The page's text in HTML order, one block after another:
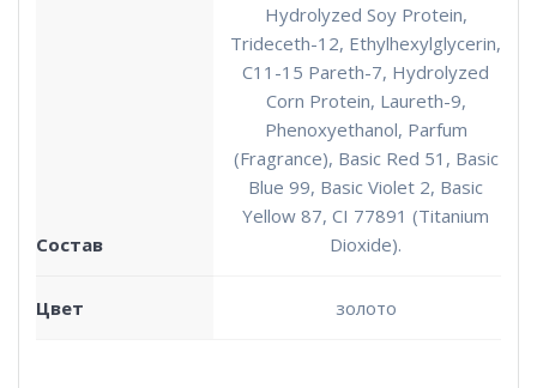
Состав
Hydrolyzed Soy Protein,
Trideceth-12, Ethylhexylglycerin,
C11-15 Pareth-7, Hydrolyzed
Corn Protein, Laureth-9,
Phenoxyethanol, Parfum
(Fragrance), Basic Red 51, Basic
Blue 99, Basic Violet 2, Basic
Yellow 87, CI 77891 (Titanium
Dioxide).
Цвет золото